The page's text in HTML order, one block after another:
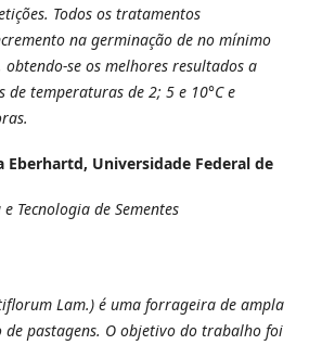
Todos os tratamentos
na germinação de no mínimo
se os melhores resultados a
temperaturas de 2; 5 e 10°C e
Eberhartd, Universidade Federal de
Tecnologia de Sementes
Lam.) é uma forrageira de ampla
pastagens. O objetivo do trabalho foi